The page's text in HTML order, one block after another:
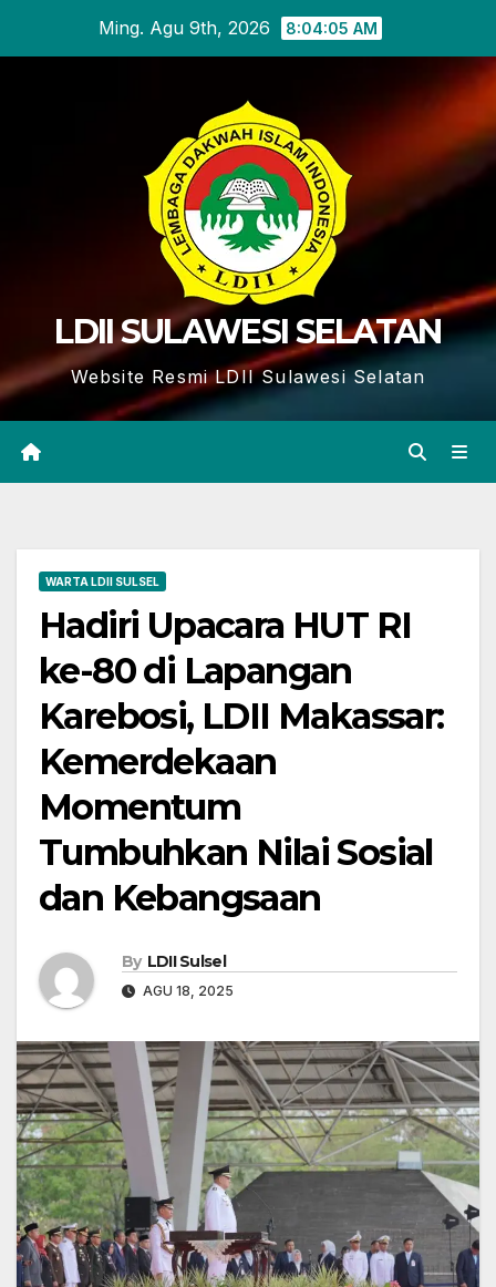
Ming. Agu 9th, 2026 8:04:06 AM
LDII SULAWESI SELATAN
Website Resmi LDII Sulawesi Selatan
WARTA LDII SULSEL
Hadiri Upacara HUT RI
ke-80 di Lapangan
Karebosi, LDII Makassar:
Kemerdekaan
Momentum
Tumbuhkan Nilai Sosial
dan Kebangsaan
By LDII Sulsel
AGU 18, 2025